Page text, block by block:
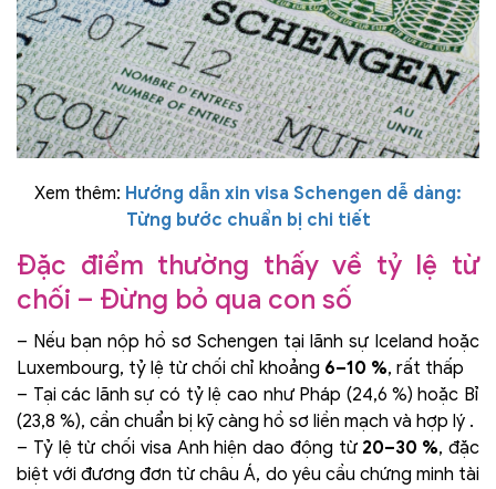
Xem thêm: Hướng dẫn xin visa Schengen dễ dàng:
Từng bước chuẩn bị chi tiết
Đặc điểm thường thấy về tỷ lệ từ
chối – Đừng bỏ qua con số
– Nếu bạn nộp hồ sơ Schengen tại lãnh sự Iceland hoặc
Luxembourg, tỷ lệ từ chối chỉ khoảng 6–10 %, rất thấp
– Tại các lãnh sự có tỷ lệ cao như Pháp (24,6 %) hoặc Bỉ
(23,8 %), cần chuẩn bị kỹ càng hồ sơ liền mạch và hợp lý .
– Tỷ lệ từ chối visa Anh hiện dao động từ 20–30 %, đặc
biệt với đương đơn từ châu Á, do yêu cầu chứng minh tài